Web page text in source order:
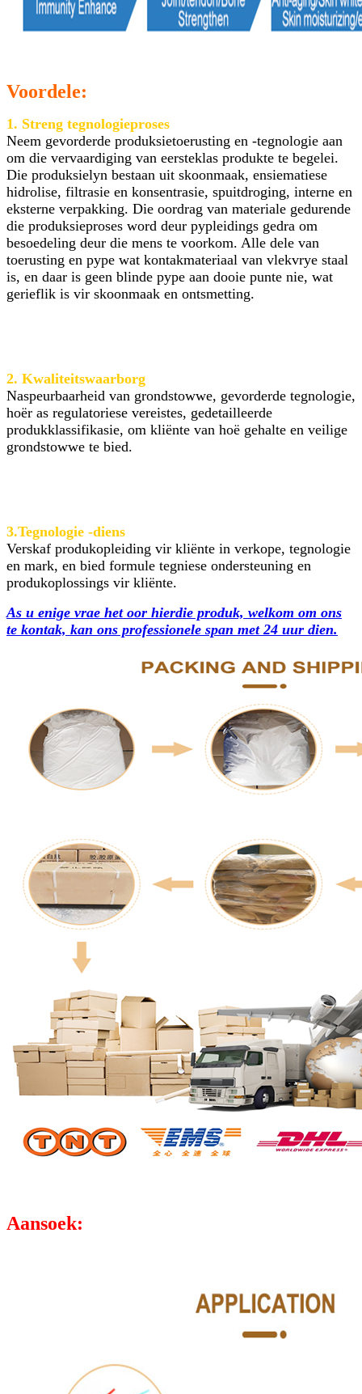
Voordele:
1. Streng tegnologieproses
Neem gevorderde produksietoerusting en -tegnologie aan
om die vervaardiging van eersteklas produkte te begelei.
Die produksielyn bestaan ​​uit skoonmaak, ensiematiese
hidrolise, filtrasie en konsentrasie, spuitdroging, interne en
eksterne verpakking. Die oordrag van materiale gedurende
die produksieproses word deur pypleidings gedra om
besoedeling deur die mens te voorkom. Alle dele van
toerusting en pype wat kontakmateriaal van vlekvrye staal
is, en daar is geen blinde pype aan dooie punte nie, wat
gerieflik is vir skoonmaak en ontsmetting.
2. Kwaliteitswaarborg
Naspeurbaarheid van grondstowwe, gevorderde tegnologie,
hoër as regulatoriese vereistes, gedetailleerde
produkklassifikasie, om kliënte van hoë gehalte en veilige
grondstowwe te bied.
3.Tegnologie -diens
Verskaf produkopleiding vir kliënte in verkope, tegnologie
en mark, en bied formule tegniese ondersteuning en
produkoplossings vir kliënte.
As u enige vrae het oor hierdie produk, welkom om ons
te kontak, kan ons professionele span met 24 uur dien.
Aansoek: